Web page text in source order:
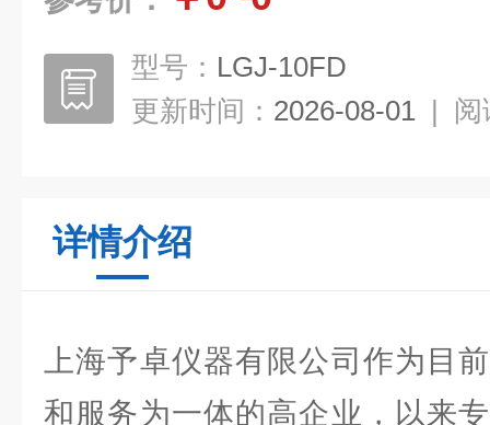
型号： LGJ-10FD
更新时间： 2026-08-01 | 阅
详情介绍
上海予卓仪器有限公司作为目
和服务为一体的高企业，以来